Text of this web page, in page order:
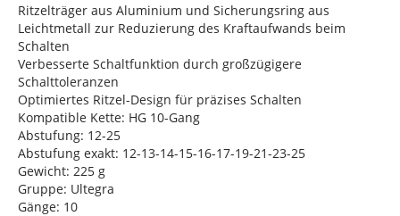
Ritzelträger aus Aluminium und Sicherungsring aus
Leichtmetall zur Reduzierung des Kraftaufwands beim
Schalten
Verbesserte Schaltfunktion durch großzügigere
Schalttoleranzen
Optimiertes Ritzel-Design für präzises Schalten
Kompatible Kette: HG 10-Gang
Abstufung: 12-25
Abstufung exakt: 12-13-14-15-16-17-19-21-23-25
Gewicht: 225 g
Gruppe: Ultegra
Gänge: 10